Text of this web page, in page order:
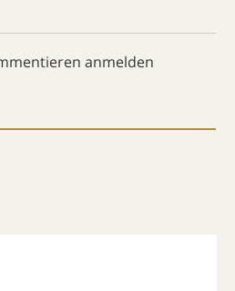
anmelden